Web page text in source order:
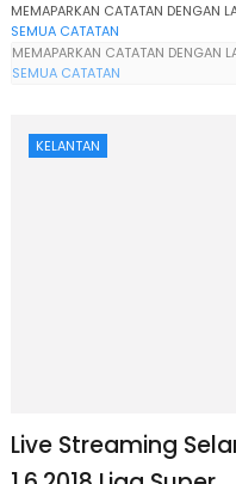
MEMAPARKAN CATATAN DENGAN
SEMUA CATATAN
MEMAPARKAN CATATAN DENGAN
SEMUA CATATAN
KELANTAN
Live Streaming